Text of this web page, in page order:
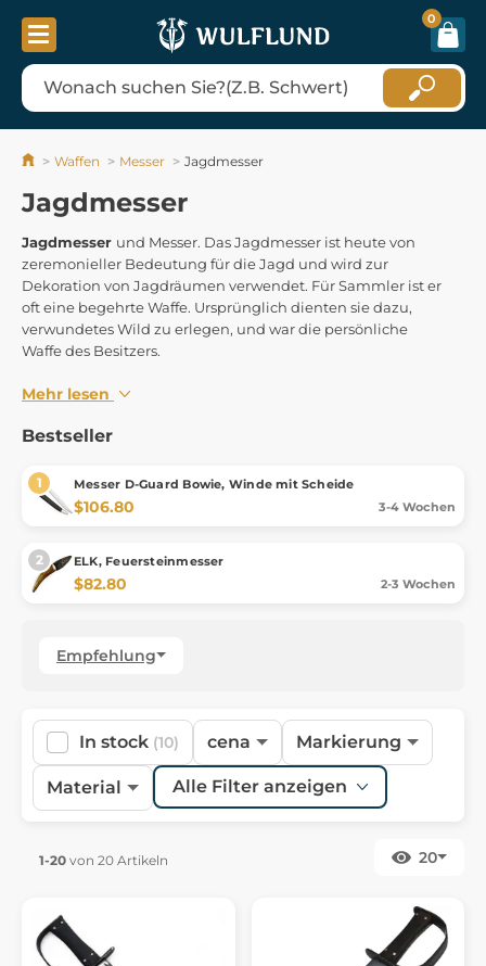
0
Waffen Messer Jagdmesser
Jagdmesser
Jagdmesser und Messer. Das Jagdmesser ist heute von
zeremonieller Bedeutung für die Jagd und wird zur
Dekoration von Jagdräumen verwendet. Für Sammler ist er
oft eine begehrte Waffe. Ursprünglich dienten sie dazu,
verwundetes Wild zu erlegen, und war die persönliche
Waffe des Besitzers.
Mehr lesen
Bestseller
Messer D-Guard Bowie, Winde mit Scheide
$106.80 3-4 Wochen
ELK, Feuersteinmesser
$82.80 2-3 Wochen
Empfehlung
In stock (10) cena Markierung
Material Alle Filter anzeigen
1-20 von 20 Artikeln 20